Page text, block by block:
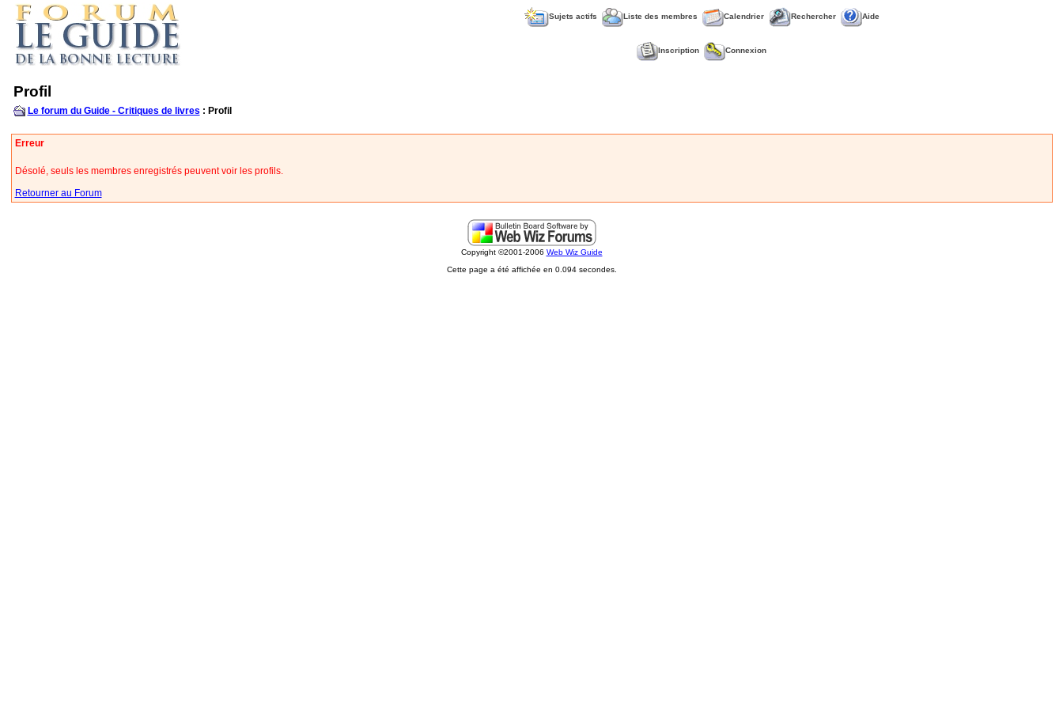
Sujets actifs Liste des membres Calendrier Rechercher Aide
Inscription Connexion
Profil
Le forum du Guide - Critiques de livres : Profil
Erreur
Désolé, seuls les membres enregistrés peuvent voir les profils.
Retourner au Forum
Copyright ©2001-2006 Web Wiz Guide
Cette page a été affichée en 0.094 secondes.